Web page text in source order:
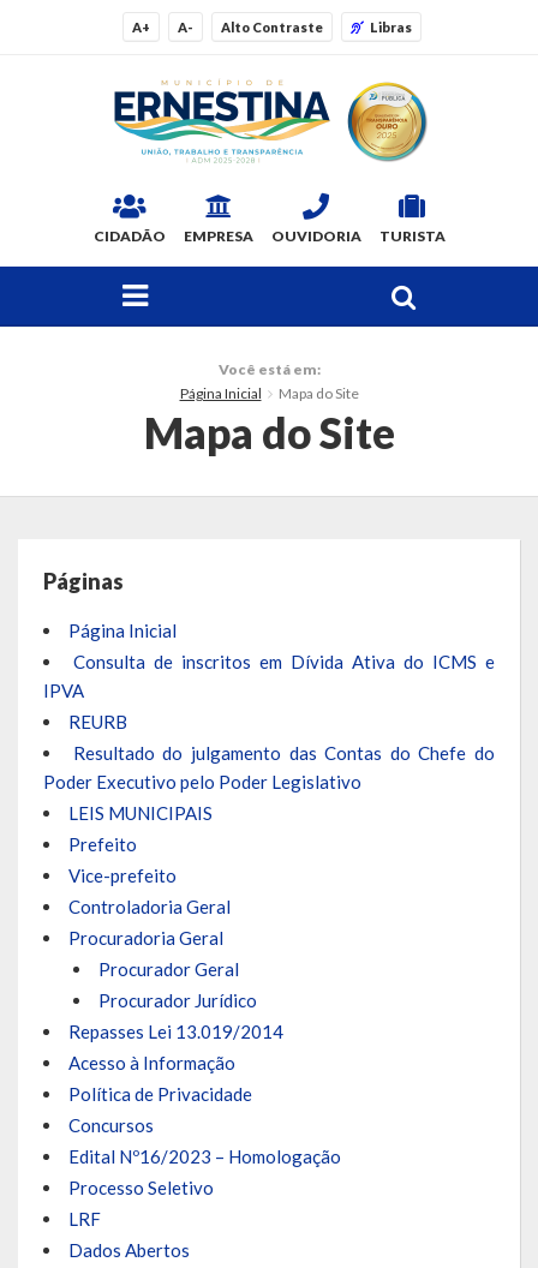
A+ A- Alto Contraste Libras
CIDADÃO EMPRESA OUVIDORIA TURISTA
Telefones Úteis
Secretarias
Estrutura organizacional
Assistência Social
Educação, Cultura, Desporto e Turismo
Escola Municipal de Educação Infantil Dr. Orlando Rojas
Escola Municipal De Ensino Fundamental Educarte
Escola Municipal De Ensino Fundamental Osvaldo Cruz
Agricultura
Você está em:
Página Inicial
Mapa do Site
Mapa do Site
Páginas
Página Inicial
Consulta de inscritos em Dívida Ativa do ICMS e
IPVA
REURB
Resultado do julgamento das Contas do Chefe do
Poder Executivo pelo Poder Legislativo
LEIS MUNICIPAIS
Prefeito
Vice-prefeito
Controladoria Geral
Procuradoria Geral
Procurador Geral
Procurador Jurídico
Repasses Lei 13.019/2014
Acesso à Informação
Política de Privacidade
Concursos
Edital Nº16/2023 – Homologação
Processo Seletivo
LRF
Dados Abertos